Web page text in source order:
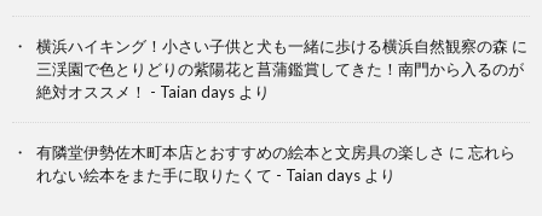
横浜ハイキング！小さい子供と犬も一緒に歩ける横浜自然観察の森 に
三渓園で色とりどりの紫陽花と菖蒲鑑賞してきた！南門から入るのが
絶対オススメ！ - Taian days より
有隣堂伊勢佐木町本店とおすすめの絵本と文房具の楽しさ に 忘れら
れない絵本をまた手に取りたくて - Taian days より